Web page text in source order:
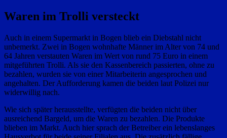
Waren im Trolli versteckt
Auch in einem Supermarkt in Bogen blieb ein Diebstahl nicht
unbemerkt. Zwei in Bogen wohnhafte Männer im Alter von 74 und
64 Jahren verstauten Waren im Wert von rund 75 Euro in einem
mitgeführten Trolli. Als sie den Kassenbereich passierten, ohne zu
bezahlen, wurden sie von einer Mitarbeiterin angesprochen und
angehalten. Der Aufforderung kamen die beiden laut Polizei nur
widerwillig nach.
Wie sich später herausstellte, verfügten die beiden nicht über
ausreichend Bargeld, um die Waren zu bezahlen. Die Produkte
blieben im Markt. Auch hier sprach der Betreiber ein lebenslanges